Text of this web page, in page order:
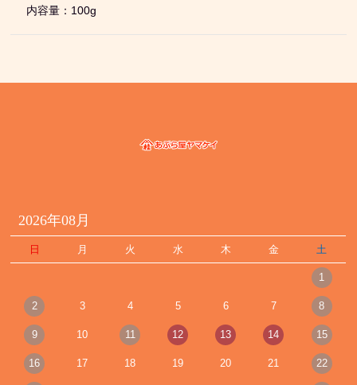
内容量：100g
2026年08月
日 月 火 水 木 金 土
1
2 3 4 5 6 7 8
9 10 11 12 13 14 15
16 17 18 19 20 21 22